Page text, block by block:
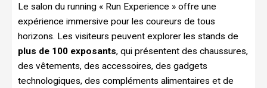
Le salon du running « Run Experience » offre une
expérience immersive pour les coureurs de tous
horizons. Les visiteurs peuvent explorer les stands de
plus de 100 exposants, qui présentent des chaussures,
des vêtements, des accessoires, des gadgets
technologiques, des compléments alimentaires et de